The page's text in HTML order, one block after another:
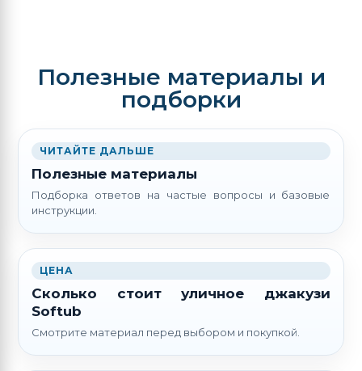
Полезные материалы и
подборки
ЧИТАЙТЕ ДАЛЬШЕ
Полезные материалы
Подборка ответов на частые вопросы и базовые
инструкции.
ЦЕНА
Сколько стоит уличное джакузи
Softub
Смотрите материал перед выбором и покупкой.